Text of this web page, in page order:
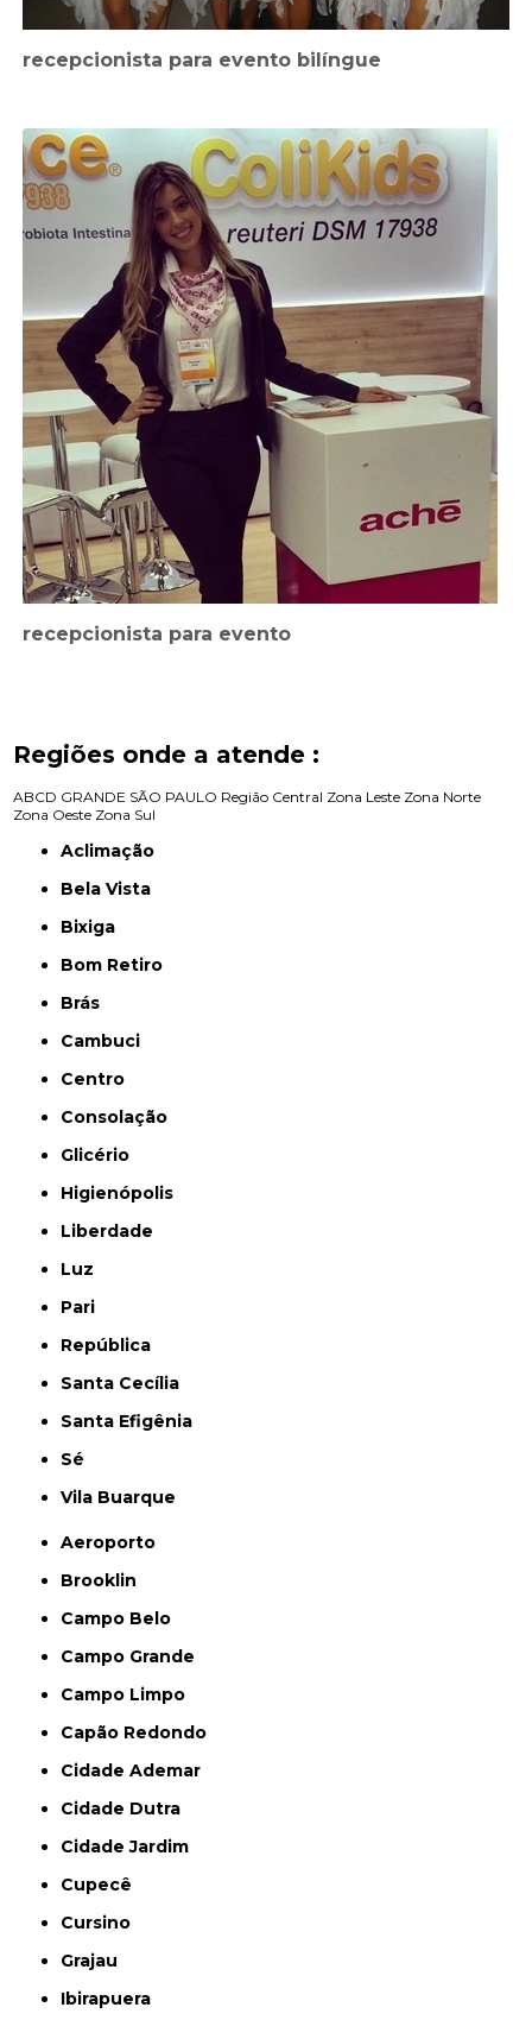
recepcionista para evento bilíngue
recepcionista para evento
Regiões onde a atende :
ABCD GRANDE SÃO PAULO Região Central Zona Leste Zona Norte
Zona Oeste Zona Sul
Aclimação
Bela Vista
Bixiga
Bom Retiro
Brás
Cambuci
Centro
Consolação
Glicério
Higienópolis
Liberdade
Luz
Pari
República
Santa Cecília
Santa Efigênia
Sé
Vila Buarque
Aeroporto
Brooklin
Campo Belo
Campo Grande
Campo Limpo
Capão Redondo
Cidade Ademar
Cidade Dutra
Cidade Jardim
Cupecê
Cursino
Grajau
Ibirapuera